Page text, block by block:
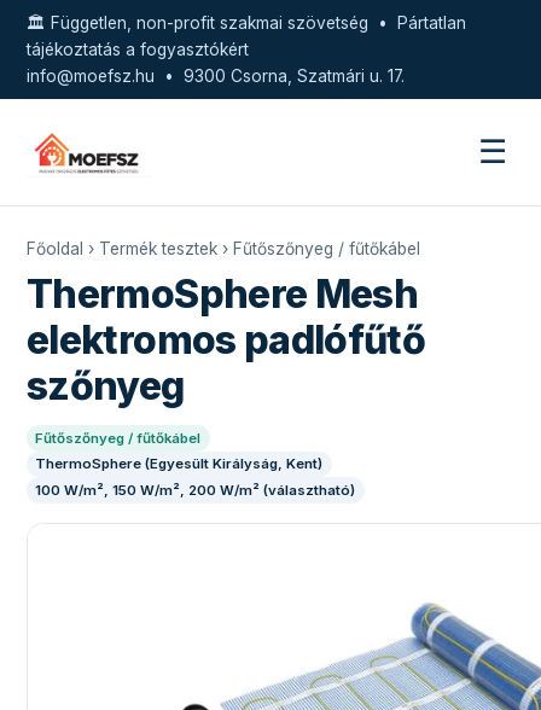
🏛️ Független, non-profit szakmai szövetség • Pártatlan
tájékoztatás a fogyasztókért
info@moefsz.hu • 9300 Csorna, Szatmári u. 17.
☰
Főoldal › Termék tesztek › Fűtőszőnyeg / fűtőkábel
ThermoSphere Mesh
elektromos padlófűtő
szőnyeg
Fűtőszőnyeg / fűtőkábel
ThermoSphere (Egyesült Királyság, Kent)
100 W/m², 150 W/m², 200 W/m² (választható)